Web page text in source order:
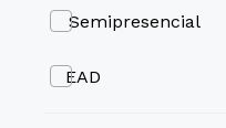
Semipresencial
EAD